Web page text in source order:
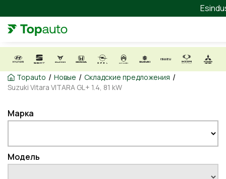
Topauto / Новые / Складские предложения /
Suzuki Vitara VITARA GL+ 1.4, 81 kW
Марка
Модель